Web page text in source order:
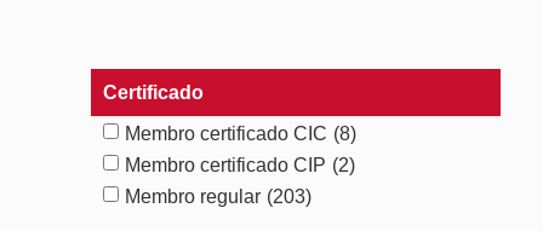
Certificado
Membro certificado CIC (8)
Membro certificado CIP (2)
Membro regular (203)